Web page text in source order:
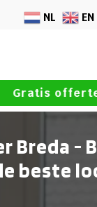
NL EN
Gratis
Breda -
beste